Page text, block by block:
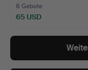
8 Gebote
65 USD